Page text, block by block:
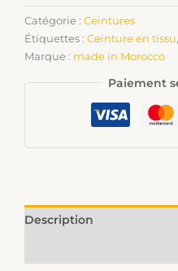
Catégorie : Ceintures
Étiquettes : Ceinture en tissu,
Marque : made in Morocco
Paiement
Description